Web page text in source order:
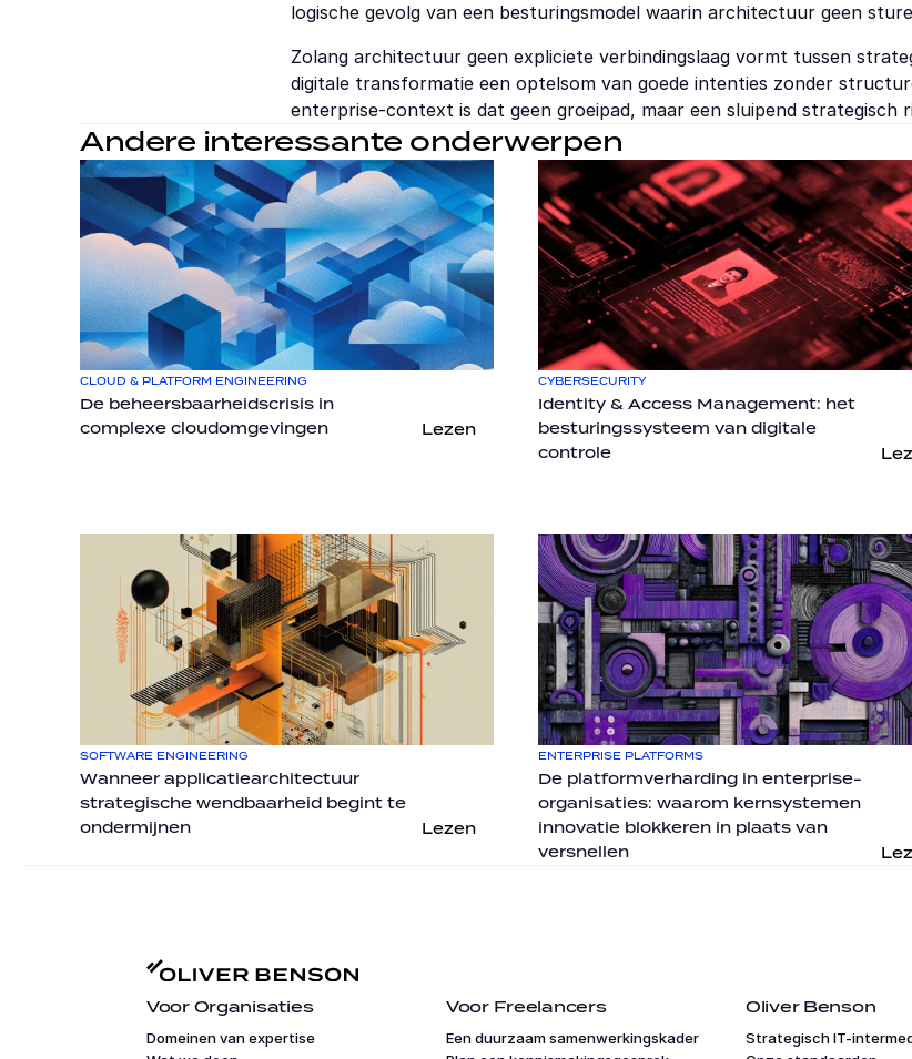
logische gevolg van een besturingsmodel waarin architectuur geen
Zolang architectuur geen expliciete verbindingslaag vormt tussen
digitale transformatie een optelsom van goede intenties zonder
enterprise-context is dat geen groeipad, maar een sluipend strategisch
Andere interessante onderwerpen
CLOUD & PLATFORM ENGINEERING
De beheersbaarheidscrisis in
complexe cloudomgevingen
Lezen
CYBERSECURITY
Identity & Access Management: het
besturingssysteem van digitale
controle
SOFTWARE ENGINEERING
Wanneer applicatiearchitectuur
strategische wendbaarheid begint te
ondermijnen
Lezen
ENTERPRISE PLATFORMS
De platformverharding in enterprise-
organisaties: waarom kernsystemen
innovatie blokkeren in plaats van
versnellen
Voor Organisaties
Domeinen van expertise
Voor Freelancers
Een duurzaam samenwerkingskader
Oliver Benson
Strategisch IT-